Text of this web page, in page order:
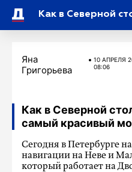
Яна
Григорьева
10 АПРЕЛЯ
08:06
Как в Северной
самый красивый
Сегодня в Петербурге
навигации на Неве и
который работает на